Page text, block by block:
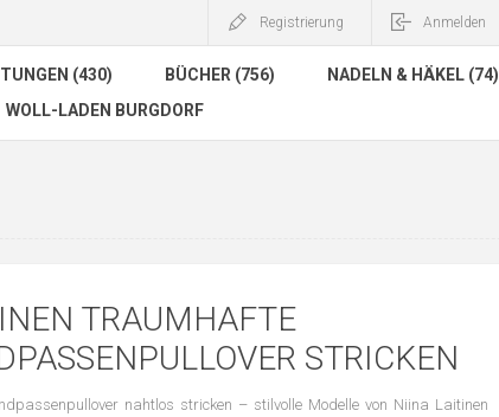
Registrierung Anmelden
(430) BÜCHER (756)
NADELN & HÄKEL (74)
WOLL-LADEN BURGDORF
TRAUMHAFTE
STRICKEN
nahtlos stricken – stilvolle Modelle von Niina Laitinen